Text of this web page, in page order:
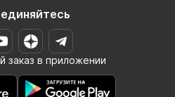
заказ в приложении